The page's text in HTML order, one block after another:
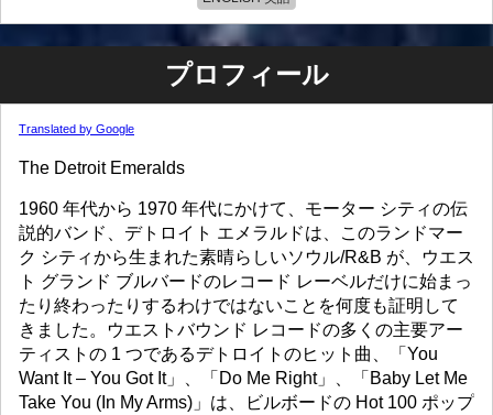
プロフィール
Translated by Google
The Detroit Emeralds
1960 年代から 1970 年代にかけて、モーター シティの伝
説的バンド、デトロイト エメラルドは、このランドマー
ク シティから生まれた素晴らしいソウル/R&B が、ウエス
ト グランド ブルバードのレコード レーベルだけに始まっ
たり終わったりするわけではないことを何度も証明して
きました。ウエストバウンド レコードの多くの主要アー
ティストの 1 つであるデトロイトのヒット曲、「You
Want It – You Got It」、「Do Me Right」、「Baby Let Me
Take You (In My Arms)」は、ビルボードの Hot 100 ポップ